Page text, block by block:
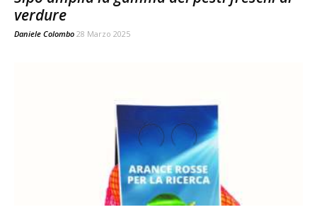
verdure
Daniele Colombo 28 Marzo 2025